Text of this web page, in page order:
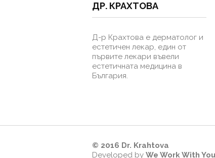
ДР. КРАХТОВА
Д-р Крахтова е дерматолог и
естетичен лекар, един от
първите лекари въвели
естетичната медицина в
България.
© 2016 Dr. Krahtova
Developed by We Work With You